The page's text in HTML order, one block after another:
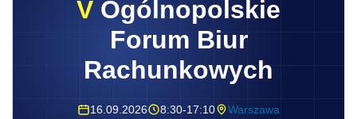
V Ogólnopolskie
Forum Biur
Rachunkowych
16.09.2026 8:30-17:10 Warszawa